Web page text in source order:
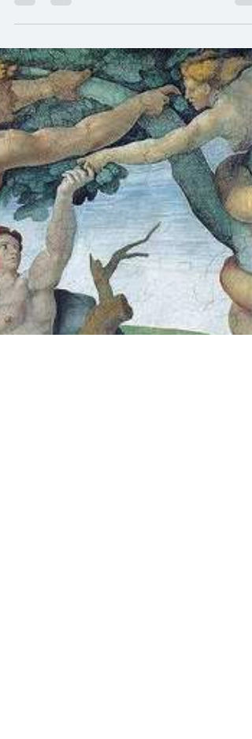
て」
私はアルコール依存症者の中間施設に勤務
ています。 お酒は日本では「百薬の長」と
も言われます。一方で飲酒が原因での事件
連日報道されています。さまざまな理由で
酒を節酒したい、あるいは断酒の決意をし
いる方も多いのではないでしょうか。...